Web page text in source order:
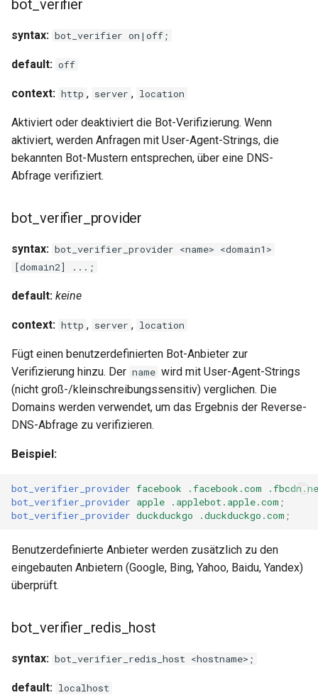
ntlm
openidc
openssl
perf
qless-web
rack
radixtree
redis-util
redis
repl
requests
riak
bot_verifier
syntax: bot_verifier on|off;
default: off
context: http , server , location
Aktiviert oder deaktiviert die Bot-Verifizierung. Wenn
aktiviert, werden Anfragen mit User-Agent-Strings, die
bekannten Bot-Mustern entsprechen, über eine DNS-
Abfrage verifiziert.
bot_verifier_provider
syntax: bot_verifier_provider <name> <domain1>
[domain2] ...;
default: keine
context: http , server , location
Fügt einen benutzerdefinierten Bot-Anbieter zur
Verifizierung hinzu. Der name wird mit User-Agent-Strings
(nicht groß-/kleinschreibungssensitiv) verglichen. Die
Domains werden verwendet, um das Ergebnis der Reverse-
DNS-Abfrage zu verifizieren.
Beispiel:
bot_verifier_provider facebook .facebook.com
bot_verifier_provider apple .applebot.apple.com ;
bot_verifier_provider duckduckgo .duckduckgo.com ;
Benutzerdefinierte Anbieter werden zusätzlich zu den
eingebauten Anbietern (Google, Bing, Yahoo, Baidu, Yandex)
überprüft.
bot_verifier_redis_host
syntax: bot_verifier_redis_host <hostname>;
default: localhost